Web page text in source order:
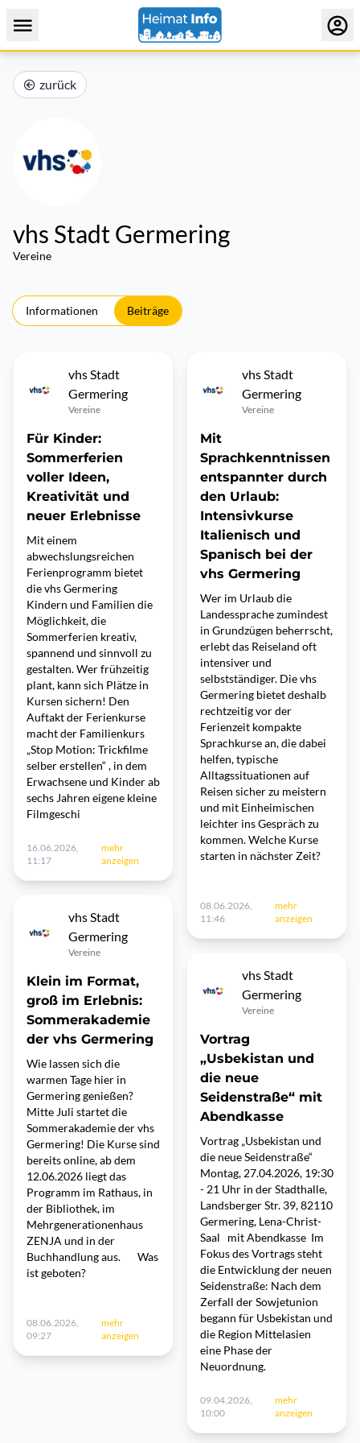
zurück
vhs Stadt Germering
Vereine
Informationen Beiträge
vhs Stadt
Germering
Vereine
Für Kinder:
Sommerferien
voller Ideen,
Kreativität und
neuer Erlebnisse
Mit einem
abwechslungsreichen
Ferienprogramm bietet
die vhs Germering
Kindern und Familien die
Möglichkeit, die
Sommerferien kreativ,
spannend und sinnvoll zu
gestalten. Wer frühzeitig
plant, kann sich Plätze in
Kursen sichern! Den
Auftakt der Ferienkurse
macht der Familienkurs
„Stop Motion: Trickfilme
selber erstellen“ , in dem
Erwachsene und Kinder ab
sechs Jahren eigene kleine
Filmgeschi
16.06.2026,
11:17
mehr
anzeigen
vhs Stadt
Germering
Vereine
Klein im Format,
groß im Erlebnis:
Sommerakademie
der vhs Germering
Wie lassen sich die
warmen Tage hier in
Germering genießen?
Mitte Juli startet die
Sommerakademie der vhs
Germering! Die Kurse sind
bereits online, ab dem
12.06.2026 liegt das
Programm im Rathaus, in
der Bibliothek, im
Mehrgenerationenhaus
ZENJA und in der
Buchhandlung aus. Was
ist geboten?
08.06.2026,
09:27
mehr
anzeigen
vhs Stadt
Germering
Vereine
Mit
Sprachkenntnissen
entspannter durch
den Urlaub:
Intensivkurse
Italienisch und
Spanisch bei der
vhs Germering
Wer im Urlaub die
Landessprache zumindest
in Grundzügen beherrscht,
erlebt das Reiseland oft
intensiver und
selbstständiger. Die vhs
Germering bietet deshalb
rechtzeitig vor der
Ferienzeit kompakte
Sprachkurse an, die dabei
helfen, typische
Alltagssituationen auf
Reisen sicher zu meistern
und mit Einheimischen
leichter ins Gespräch zu
kommen. Welche Kurse
starten in nächster Zeit?
08.06.2026,
11:46
mehr
anzeigen
vhs Stadt
Germering
Vereine
Vortrag
„Usbekistan und
die neue
Seidenstraße“ mit
Abendkasse
Vortrag „Usbekistan und
die neue Seidenstraße“
Montag, 27.04.2026, 19:30
- 21 Uhr in der Stadthalle,
Landsberger Str. 39, 82110
Germering, Lena-Christ-
Saal mit Abendkasse Im
Fokus des Vortrags steht
die Entwicklung der neuen
Seidenstraße: Nach dem
Zerfall der Sowjetunion
begann für Usbekistan und
die Region Mittelasien
eine Phase der
Neuordnung.
09.04.2026,
10:00
mehr
anzeigen